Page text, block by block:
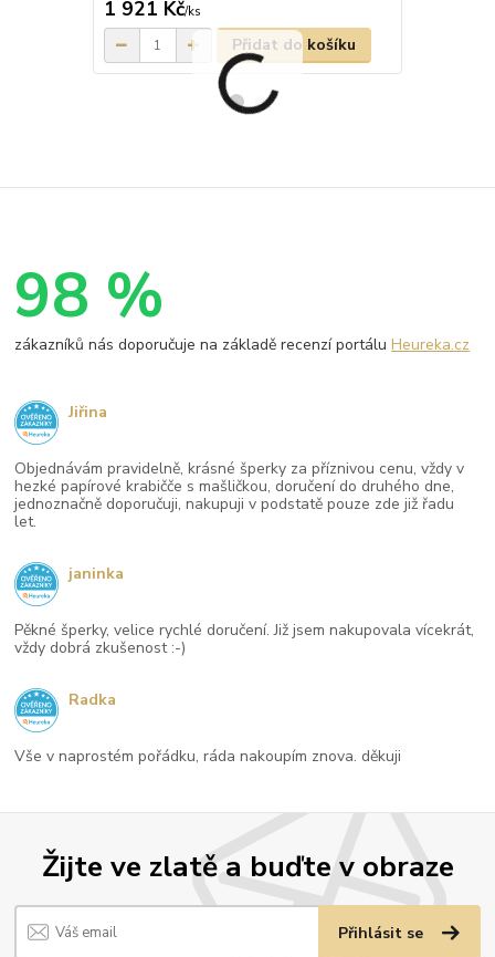
1 921 Kč/ks
Přidat do košíku
Žijte ve zlatě a buďte v obraze
Přihlásit se
98 %
zákazníků nás doporučuje na základě recenzí portáluHeureka.cz
Objednávám pravidelně, krásné šperky za příznivou cenu, vždy v
hezké papírové krabičče s mašličkou, doručení do druhého dne,
jednoznačně doporučuji, nakupuji v podstatě pouze zde již řadu
let.
Jiřina
Pěkné šperky, velice rychlé doručení. Již jsem nakupovala vícekrát,
vždy dobrá zkušenost :-)
janinka
Vše v naprostém pořádku, ráda nakoupím znova. děkuji
Radka